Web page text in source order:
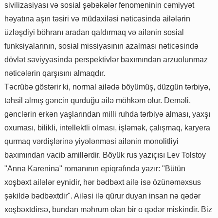
sivilizasiyası və sosial şəbəkələr fenomeninin cəmiyyət
həyatına aşırı təsiri və müdaxiləsi nəticəsində ailələrin
üzləşdiyi böhranı aradan qaldırmaq və ailənin sosial
funksiyalarının, sosial missiyasının azalması nəticəsində
dövlət səviyyəsində perspektivlər baxımından arzuolunmaz
nəticələrin qarşısını almaqdır.
Təcrübə göstərir ki, normal ailədə böyümüş, düzgün tərbiyə,
təhsil almış gəncin qurduğu ailə möhkəm olur. Deməli,
gənclərin erkən yaşlarından milli ruhda tərbiyə alması, yaxşı
oxuması, bilikli, intellektli olması, işləmək, çalışmaq, karyera
qurmaq vərdişlərinə yiyələnməsi ailənin monolitliyi
baxımından vacib amillərdir. Böyük rus yazıçısı Lev Tolstoy
"Anna Karenina" romanının epiqrafında yazır: "Bütün
xoşbəxt ailələr eynidir, hər bədbəxt ailə isə özünəməxsus
şəkildə bədbəxtdir". Ailəsi ilə qürur duyan insan nə qədər
xoşbəxtdirsə, bundan məhrum olan bir o qədər miskindir. Biz